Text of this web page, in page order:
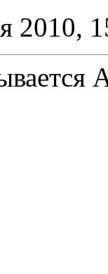
2010,